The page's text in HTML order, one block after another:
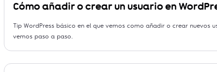
Cómo añadir o crear un usuario en
Tip WordPress básico en el que vemos como añadir o crear nuevos
vemos paso a paso.